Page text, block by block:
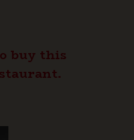
buy this